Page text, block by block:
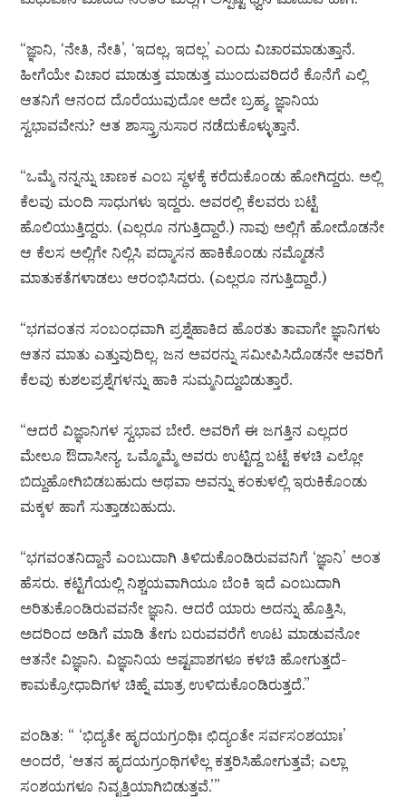
“ಜ್ಞಾನಿ, ‘ನೇತಿ, ನೇತಿ’, ‘ಇದಲ್ಲ, ಇದಲ್ಲ’ ಎಂದು ವಿಚಾರಮಾಡುತ್ತಾನೆ.
ಹೀಗೆಯೇ ವಿಚಾರ ಮಾಡುತ್ತ ಮಾಡುತ್ತ ಮುಂದುವರಿದರೆ ಕೊನೆಗೆ ಎಲ್ಲಿ
ಆತನಿಗೆ ಆನಂದ ದೊರೆಯುವುದೋ ಅದೇ ಬ್ರಹ್ಮ. ಜ್ಞಾನಿಯ
ಸ್ವಭಾವವೇನು? ಆತ ಶಾಸ್ತ್ರಾನುಸಾರ ನಡೆದುಕೊಳ್ಳುತ್ತಾನೆ.
“ಒಮ್ಮೆ ನನ್ನನ್ನು ಚಾಣಕ ಎಂಬ ಸ್ಥಳಕ್ಕೆ ಕರೆದುಕೊಂಡು ಹೋಗಿದ್ದರು. ಅಲ್ಲಿ
ಕೆಲವು ಮಂದಿ ಸಾಧುಗಳು ಇದ್ದರು. ಅವರಲ್ಲಿ ಕೆಲವರು ಬಟ್ಟೆ
ಹೊಲಿಯುತ್ತಿದ್ದರು. (ಎಲ್ಲರೂ ನಗುತ್ತಿದ್ದಾರೆ.) ನಾವು ಅಲ್ಲಿಗೆ ಹೋದೊಡನೇ
ಆ ಕೆಲಸ ಅಲ್ಲಿಗೇ ನಿಲ್ಲಿಸಿ ಪದ್ಮಾಸನ ಹಾಕಿಕೊಂಡು ನಮ್ಮೊಡನೆ
ಮಾತುಕತೆಗಳಾಡಲು ಆರಂಭಿಸಿದರು. (ಎಲ್ಲರೂ ನಗುತ್ತಿದ್ದಾರೆ.)
“ಭಗವಂತನ ಸಂಬಂಧವಾಗಿ ಪ್ರಶ್ನೆಹಾಕಿದ ಹೊರತು ತಾವಾಗೇ ಜ್ಞಾನಿಗಳು
ಆತನ ಮಾತು ಎತ್ತುವುದಿಲ್ಲ. ಜನ ಅವರನ್ನು ಸಮೀಪಿಸಿದೊಡನೇ ಅವರಿಗೆ
ಕೆಲವು ಕುಶಲಪ್ರಶ್ನೆಗಳನ್ನು ಹಾಕಿ ಸುಮ್ಮನಿದ್ದುಬಿಡುತ್ತಾರೆ.
“ಆದರೆ ವಿಜ್ಞಾನಿಗಳ ಸ್ವಭಾವ ಬೇರೆ. ಅವರಿಗೆ ಈ ಜಗತ್ತಿನ ಎಲ್ಲದರ
ಮೇಲೂ ಔದಾಸೀನ್ಯ. ಒಮ್ಮೊಮ್ಮೆ ಅವರು ಉಟ್ಟಿದ್ದ ಬಟ್ಟೆ ಕಳಚಿ ಎಲ್ಲೋ
ಬಿದ್ದುಹೋಗಿಬಿಡಬಹುದು ಅಥವಾ ಅವನ್ನು ಕಂಕುಳಲ್ಲಿ ಇರುಕಿಕೊಂಡು
ಮಕ್ಕಳ ಹಾಗೆ ಸುತ್ತಾಡಬಹುದು.
“ಭಗವಂತನಿದ್ದಾನೆ ಎಂಬುದಾಗಿ ತಿಳಿದುಕೊಂಡಿರುವವನಿಗೆ ‘ಜ್ಞಾನಿ’ ಅಂತ
ಹೆಸರು. ಕಟ್ಟಿಗೆಯಲ್ಲಿ ನಿಶ್ಚಯವಾಗಿಯೂ ಬೆಂಕಿ ಇದೆ ಎಂಬುದಾಗಿ
ಅರಿತುಕೊಂಡಿರುವವನೇ ಜ್ಞಾನಿ. ಆದರೆ ಯಾರು ಅದನ್ನು ಹೊತ್ತಿಸಿ,
ಅದರಿಂದ ಅಡಿಗೆ ಮಾಡಿ ತೇಗು ಬರುವವರೆಗೆ ಊಟ ಮಾಡುವನೋ
ಆತನೇ ವಿಜ್ಞಾನಿ. ವಿಜ್ಞಾನಿಯ ಅಷ್ಟಪಾಶಗಳೂ ಕಳಚಿ ಹೋಗುತ್ತದೆ-
ಕಾಮಕ್ರೋಧಾದಿಗಳ ಚಿಹ್ನೆ ಮಾತ್ರ ಉಳಿದುಕೊಂಡಿರುತ್ತದೆ.”
ಪಂಡಿತ: “ ‘ಭಿದ್ಯತೇ ಹೃದಯಗ್ರಂಥಿಃ ಛಿದ್ಯಂತೇ ಸರ್ವಸಂಶಯಾಃ’
ಅಂದರೆ, ‘ಆತನ ಹೃದಯಗ್ರಂಥಿಗಳೆಲ್ಲ ಕತ್ತರಿಸಿಹೋಗುತ್ತವೆ; ಎಲ್ಲಾ
ಸಂಶಯಗಳೂ ನಿವೃತ್ತಿಯಾಗಿಬಿಡುತ್ತವೆ.’”